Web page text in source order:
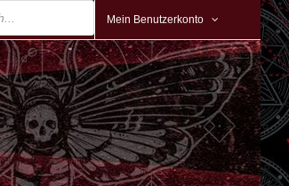
Mein Benutzerkonto